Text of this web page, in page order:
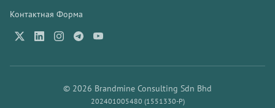
Контактная Форма
© 2026 Brandmine Consulting Sdn Bhd
202401005480 (1551330-P)